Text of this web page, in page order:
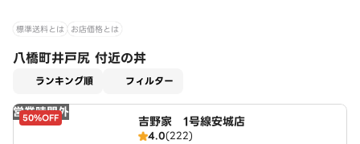
標準送料とは お店価格とは
八橋町井戸尻 付近の丼
ランキング順 フィルター
営業時間外
50%OFF 吉野家 1号線安城店
4.0(222)